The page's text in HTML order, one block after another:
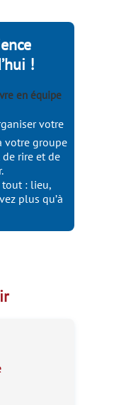
!
en équipe
votre
votre groupe
rire et de
tout : lieu,
plus qu’à